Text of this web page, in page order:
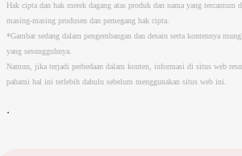
Hak cipta dan hak merek dagang atas produk dan nama yang
masing-masing produsen dan pemegang hak cipta.
*Gambar sedang dalam pengembangan dan desain serta kontennya
yang sesungguhnya.
Namun, jika terjadi perbedaan dalam konten, informasi di situs web
pahami hal ini terlebih dahulu sebelum menggunakan situs web ini.
.